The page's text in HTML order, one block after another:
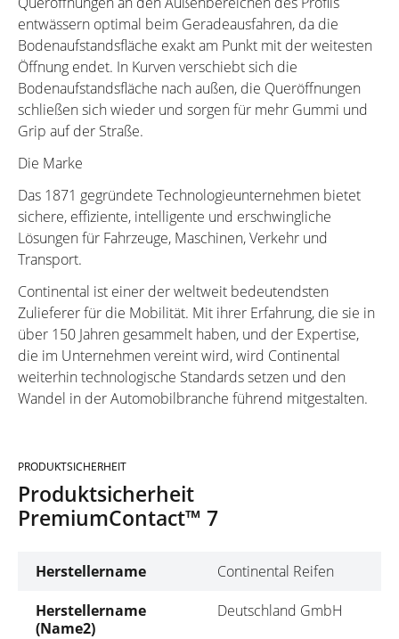
entwässern optimal beim Geradeausfahren, da die
Bodenaufstandsfläche exakt am Punkt mit der weitesten
Öffnung endet. In Kurven verschiebt sich die
Bodenaufstandsfläche nach außen, die Queröffnungen
schließen sich wieder und sorgen für mehr Gummi und
Grip auf der Straße.
Die Marke
Das 1871 gegründete Technologieunternehmen bietet
sichere, effiziente, intelligente und erschwingliche
Lösungen für Fahrzeuge, Maschinen, Verkehr und
Transport.
Continental ist einer der weltweit bedeutendsten
Zulieferer für die Mobilität. Mit ihrer Erfahrung, die sie in
über 150 Jahren gesammelt haben, und der Expertise,
die im Unternehmen vereint wird, wird Continental
weiterhin technologische Standards setzen und den
Wandel in der Automobilbranche führend mitgestalten.
PRODUKTSICHERHEIT
Produktsicherheit
PremiumContact™ 7
Herstellername
Continental Reifen
Herstellername
(Name2)
Deutschland GmbH